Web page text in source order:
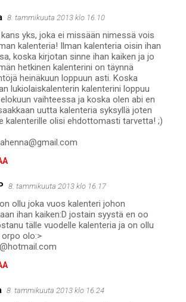
8. tammikuuta 2013 klo 16.10
kans yks, joka ei missään nimessä vois
kalenteria! Ilman kalenteria oisin ihan
koska kirjotan sinne ihan kaiken ja jo
hetkinen kalenterini on täynnä
heinäkuun loppuun asti. Koska
lukiolaiskalenterin kalenterini loppuu
vaihteessa ja koska olen abi en
uutta kalenteria syksyllä joten
kalenterille olisi ehdottomasti tarvetta! ;)
8. tammikuuta 2013 klo 16.17
ollu joka vuos kalenteri johon
ihan kaiken:D jostain syystä en oo
tälle vuodelle kalenteria ja on ollu
orpo olo:>
8. tammikuuta 2013 klo 16.24